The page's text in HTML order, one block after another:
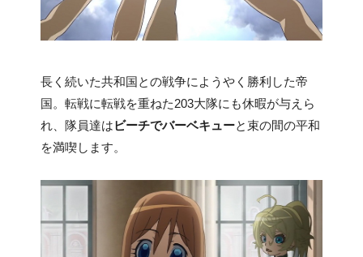
長く続いた共和国との戦争にようやく勝利した帝
国。転戦に転戦を重ねた203大隊にも休暇が与えら
れ、隊員達はビーチでバーベキューと束の間の平和
を満喫します。